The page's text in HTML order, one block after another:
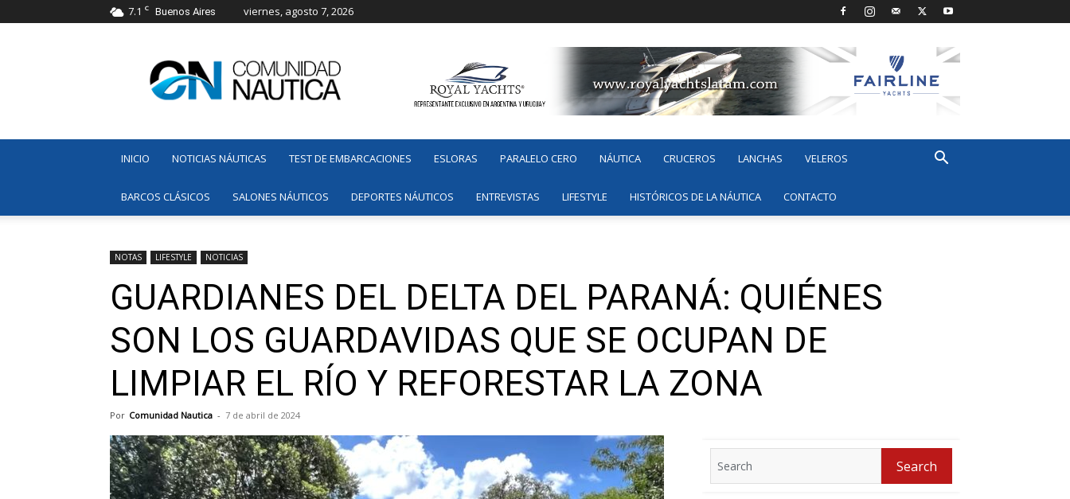
7.1 C Buenos Aires viernes, agosto 7, 2026
Náutica
INICIO NOTICIAS NÁUTICAS TEST DE EMBARCACIONES ESLORAS PARALELO CERO NÁUTICA CRUCEROS LANCHAS VELEROS
BARCOS CLÁSICOS SALONES NÁUTICOS DEPORTES NÁUTICOS ENTREVISTAS LIFESTYLE HISTÓRICOS DE LA NÁUTICA CONTACTO
NOTAS LIFESTYLE NOTICIAS
GUARDIANES DEL DELTA DEL PARANÁ: QUIÉNES
SON LOS GUARDAVIDAS QUE SE OCUPAN DE
LIMPIAR EL RÍO Y REFORESTAR LA ZONA
Por Comunidad Nautica - 7 de abril de 2024
for:
Search